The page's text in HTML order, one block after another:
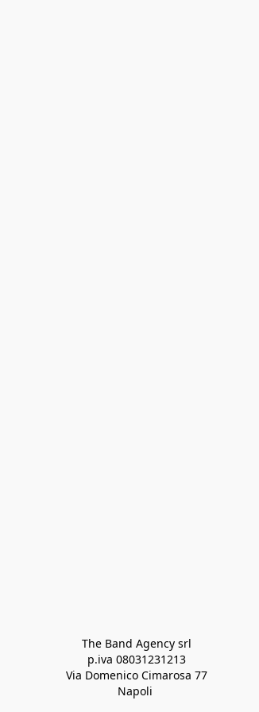
The Band Agency srl
p.iva 08031231213
Via Domenico Cimarosa 77
Napoli